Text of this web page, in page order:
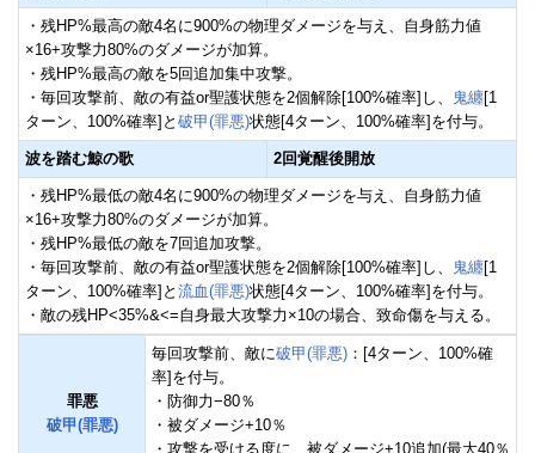
・残HP%最高の敵4名に900%の物理ダメージを与え、自身筋力値
×16+攻撃力80%のダメージが加算。
・残HP%最高の敵を5回追加集中攻撃。
・毎回攻撃前、敵の有益or聖護状態を2個解除[100%確率]し、
鬼纏[1
ターン、100%確率]と 破甲(罪悪)状態[4ターン、100%確率]を付与。
波を踏む鯨の歌 2回覚醒後開放
・残HP%最低の敵4名に900%の物理ダメージを与え、自身筋力値
×16+攻撃力80%のダメージが加算。
・残HP%最低の敵を7回追加攻撃。
・毎回攻撃前、敵の有益or聖護状態を2個解除[100%確率]し、
鬼纏[1
ターン、100%確率]と 流血(罪悪)状態[4ターン、100%確率]を付与。
・敵の残HP<35%&<=自身最大攻撃力×10の場合、致命傷を与える。
罪悪
破甲(罪悪)
毎回攻撃前、敵に破甲(罪悪) ：[4ターン、100%確
率]を付与。
・防御力−80％
・被ダメージ+10％
・攻撃を受ける度に、被ダメージ+10追加(最大40％